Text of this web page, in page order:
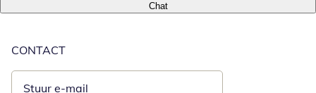
Chat
CONTACT
Stuur e-mail